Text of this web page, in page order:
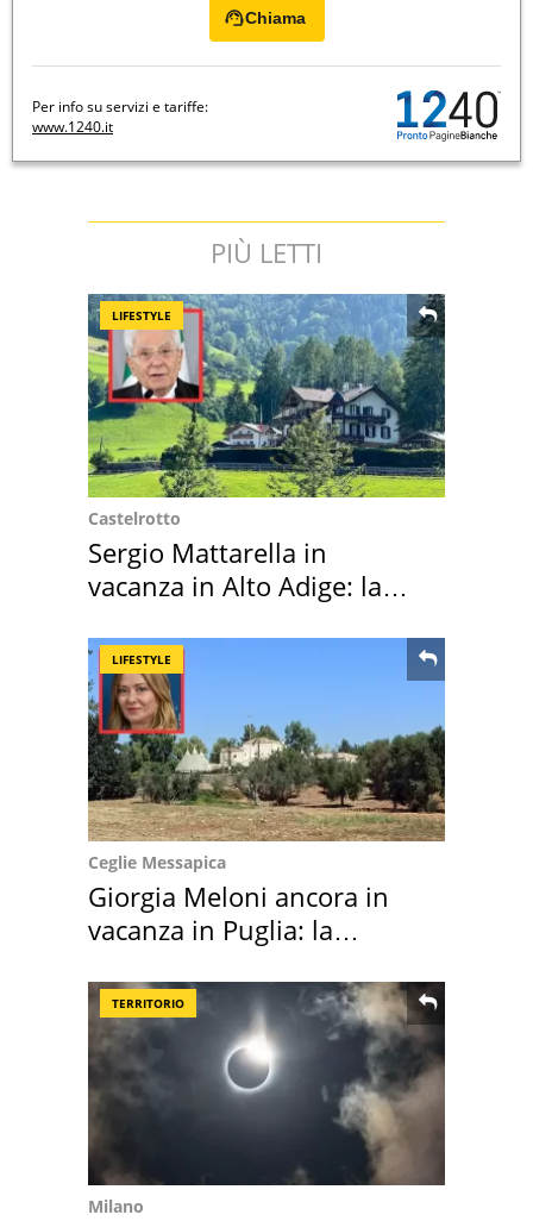
Chiama
Per info su servizi e tariffe:
www.1240.it
PIÙ LETTI
LIFESTYLE
Castelrotto
Sergio Mattarella in
vacanza in Alto Adige: la
LIFESTYLE
Ceglie Messapica
Giorgia Meloni ancora in
vacanza in Puglia: la
TERRITORIO
Milano